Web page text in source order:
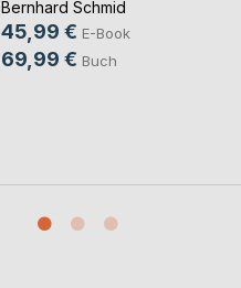
Bernhard Schmid
45,99 € E-Book
69,99 € Buch